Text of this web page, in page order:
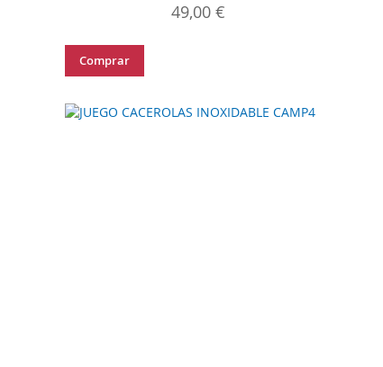
49,00 €
Comprar